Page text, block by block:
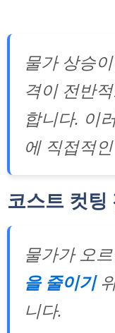
물가 상승
격이 전반
합니다. 이
에 직접적
코스트 컷팅
물가가 오
을 줄이기
니다.